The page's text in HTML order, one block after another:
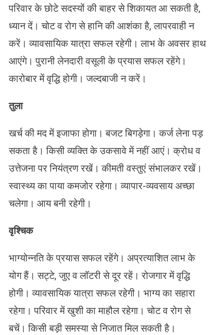
परिवार के छोटे सदस्यों की बाहर से शिकायत आ सकती है,
ध्यान दें। चोट व रोग से हानि की आशंका है, लापरवाही न
करें। व्यावसायिक यात्रा सफल रहेगी। लाभ के अवसर हाथ
आएंगे। पुरानी लेनदारी वसूली के प्रयास सफल रहेंगे।
कारोबार में वृद्धि होगी। जल्दबाजी न करें।
तुला
खर्च की मद में इजाफा होगा। बजट बिगड़ेगा। कर्ज लेना पड़
सकता है। किसी व्यक्ति के उकसावे में नहीं आएं। क्रोध व
उत्तेजना पर नियंत्रण रखें। कीमती वस्तुएं संभालकर रखें।
स्वास्थ्य का पाया कमजोर रहेगा। व्यापार-व्यवसाय अच्छा
चलेगा। आय बनी रहेगी।
वृश्चिक
भाग्योन्नति के प्रयास सफल रहेंगे। अप्रत्याशित लाभ के
योग हैं। सट्टे, जुए व लॉटरी से दूर रहें। रोजगार में वृद्धि
होगी। व्यावसायिक यात्रा सफल रहेगी। भाग्य का सहारा
रहेगा। परिवार में खुशी का माहौल रहेगा। चोट व रोग से
बचें। किसी बड़ी समस्या से निजात मिल सकती है।